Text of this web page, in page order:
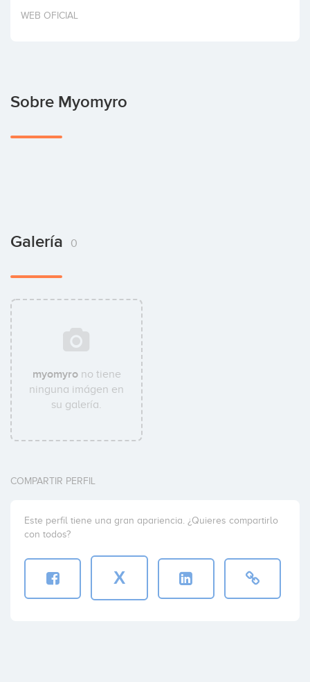
Invertir
WEB OFICIAL
Sobre Myomyro
Galería 0
myomyrono tiene
ninguna imágen en
su galería.
COMPARTIR PERFIL
Este perfil tiene una gran apariencia. ¿Quieres compartirlo
con todos?
X